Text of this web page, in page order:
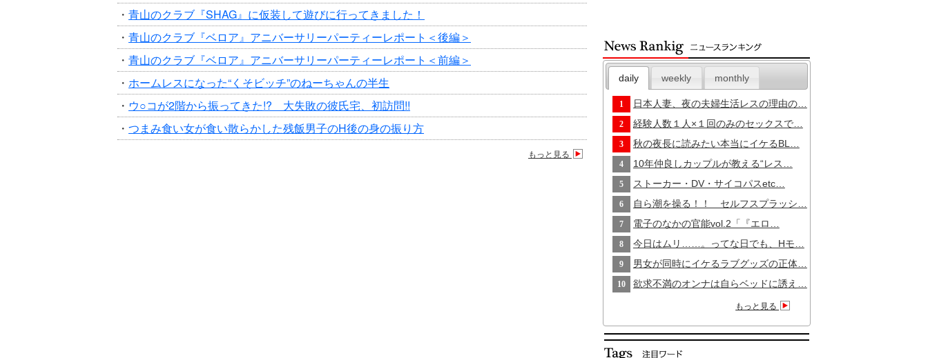
・ 青山のクラブ『SHAG』に仮装して遊びに行ってきました！
・ 青山のクラブ『ベロア』アニバーサリーパーティーレポート＜後編＞
・ 青山のクラブ『ベロア』アニバーサリーパーティーレポート＜前編＞
・ ホームレスになった“くそビッチ”のねーちゃんの半生
・ ウ○コが2階から振ってきた!? 大失敗の彼氏宅、初訪問!!
・ つまみ食い女が食い散らかした残飯男子のH後の身の振り方
もっと見る
daily weekly monthly
1 日本人妻、夜の夫婦生活レスの理由の…
2 経験人数１人×１回のみのセックスで…
3 秋の夜長に読みたい本当にイケるBL…
4 10年仲良しカップルが教える“レス…
5 ストーカー・DV・サイコパスetc…
6 自ら潮を操る！！ セルフスプラッシ…
7 電子のなかの官能vol.2「『エロ…
8 今日はムリ……。ってな日でも、Hモ…
9 男女が同時にイケるラブグッズの正体…
10 欲求不満のオンナは自らベッドに誘え…
もっと見る